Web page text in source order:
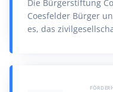
Die Bürgerstiftung
Coesfelder Bürger
es, das